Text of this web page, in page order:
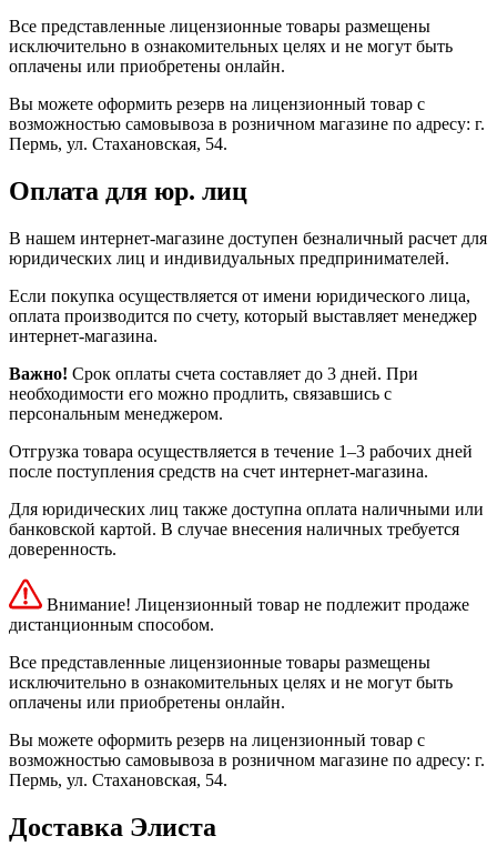
Все представленные лицензионные товары размещены
исключительно в ознакомительных целях и не могут быть
оплачены или приобретены онлайн.
Вы можете оформить резерв на лицензионный товар с
возможностью самовывоза в розничном магазине по адресу: г.
Пермь, ул. Стахановская, 54.
Оплата для юр. лиц
В нашем интернет-магазине доступен безналичный расчет для
юридических лиц и индивидуальных предпринимателей.
Если покупка осуществляется от имени юридического лица,
оплата производится по счету, который выставляет менеджер
интернет-магазина.
Важно! Срок оплаты счета составляет до 3 дней. При
необходимости его можно продлить, связавшись с
персональным менеджером.
Отгрузка товара осуществляется в течение 1–3 рабочих дней
после поступления средств на счет интернет-магазина.
Для юридических лиц также доступна оплата наличными или
банковской картой. В случае внесения наличных требуется
доверенность.
Внимание! Лицензионный товар не подлежит продаже
дистанционным способом.
Все представленные лицензионные товары размещены
исключительно в ознакомительных целях и не могут быть
оплачены или приобретены онлайн.
Вы можете оформить резерв на лицензионный товар с
возможностью самовывоза в розничном магазине по адресу: г.
Пермь, ул. Стахановская, 54.
Доставка Элиста